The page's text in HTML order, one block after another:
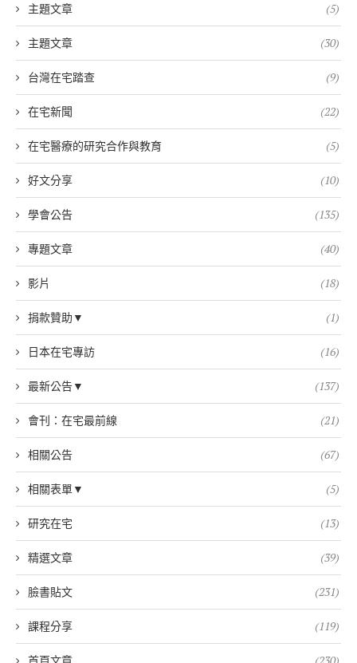
主題文章 (5)
主題文章 (30)
台灣在宅踏查 (9)
在宅新聞 (22)
在宅醫療的研究合作與教育 (5)
好文分享 (10)
學會公告 (135)
專題文章 (40)
影片 (18)
捐款贊助▼ (1)
日本在宅專訪 (16)
最新公告▼ (137)
會刊：在宅最前線 (21)
相關公告 (67)
相關表單▼ (5)
研究在宅 (13)
精選文章 (39)
臉書貼文 (231)
課程分享 (119)